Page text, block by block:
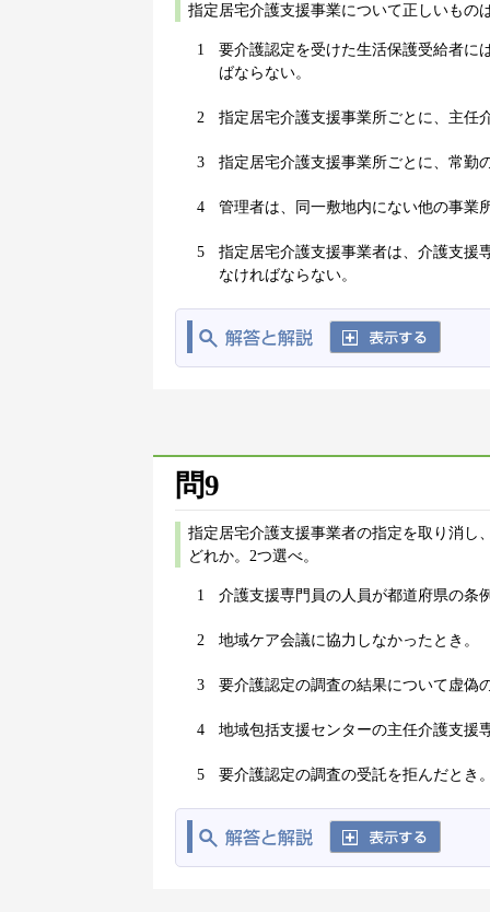
指定居宅介護支援事業について正しいもの
1
要介護認定を受けた生活保護受給者に
ばならない。
2 指定居宅介護支援事業所ごとに、主任
3 指定居宅介護支援事業所ごとに、常勤
4 管理者は、同一敷地内にない他の事業
5
指定居宅介護支援事業者は、介護支援
なければならない。
問9
指定居宅介護支援事業者の指定を取り消し
どれか。2つ選べ。
1 介護支援専門員の人員が都道府県の条
2 地域ケア会議に協力しなかったとき。
3 要介護認定の調査の結果について虚偽
4 地域包括支援センターの主任介護支援
5 要介護認定の調査の受託を拒んだとき